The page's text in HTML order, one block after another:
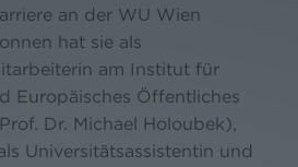
an der WU Wien
hat sie als
am Institut für
Europäisches Öffentliches
Dr. Michael Holoubek),
Universitätsassistentin und